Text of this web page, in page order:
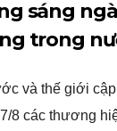
sáng
trong
và thế giới
8 các thương